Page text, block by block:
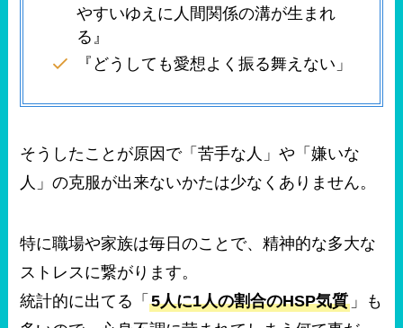
やすいゆえに人間関係の溝が生まれ
る』
『どうしても愛想よく振る舞えない」
そうしたことが原因で「苦手な人」や「嫌いな
人」の克服が出来ないかたは少なくありません。
特に職場や家族は毎日のことで、精神的な多大な
ストレスに繋がります。
統計的に出てる「5人に1人の割合のHSP気質 」も